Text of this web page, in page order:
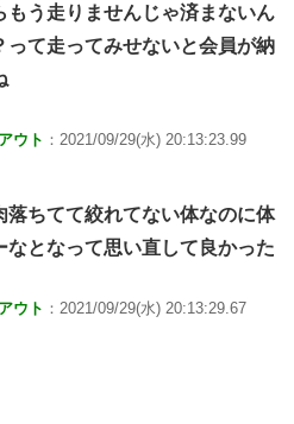
う走りませんじゃ済まないん
って走ってみせないと会員が納
ウト ：2021/09/29(水) 20:13:23.99
ちてて絞れてない体なのに体
となって思い直して良かった
ウト ：2021/09/29(水) 20:13:29.67